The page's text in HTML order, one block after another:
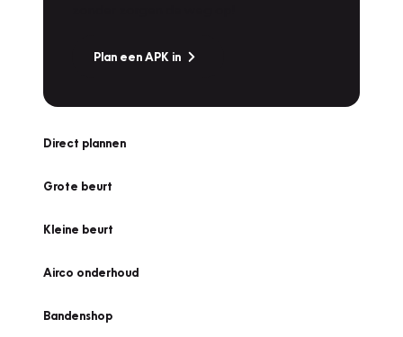
Plan een APK in
Direct plannen
Grote beurt
Kleine beurt
Airco onderhoud
Bandenshop